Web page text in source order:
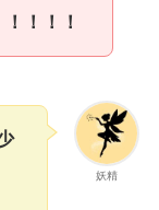
！！！
妖精